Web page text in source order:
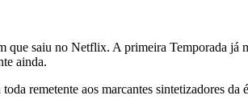
que saiu no Netflix. A primeira Temporada já
ainda.
remetente aos marcantes sintetizadores da